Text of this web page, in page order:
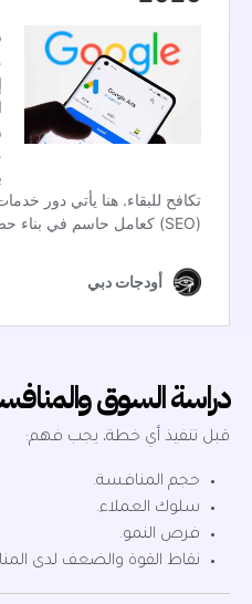
دراسة السوق
قبل تنفيذ أي خطة، يجب فهم:
حجم المنافسة.
سلوك العملاء.
فرص النمو.
نقاط القوة والضعف لدى